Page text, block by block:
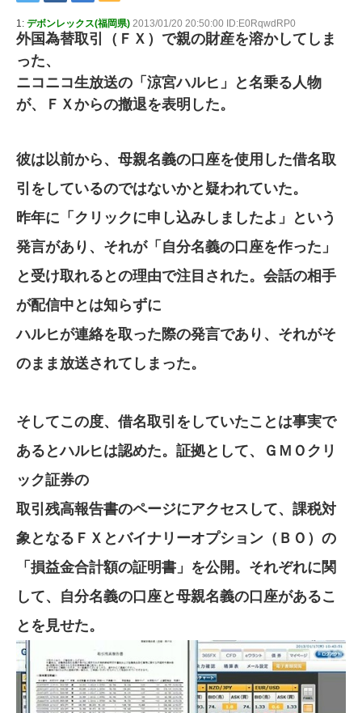
1: デボンレックス(福岡県) 2013/01/20 20:50:00 ID:E0RqwdRP0
外国為替取引（ＦＸ）で親の財産を溶かしてしま
った、
ニコニコ生放送の「涼宮ハルヒ」と名乗る人物
が、ＦＸからの撤退を表明した。
彼は以前から、母親名義の口座を使用した借名取
引をしているのではないかと疑われていた。
昨年に「クリックに申し込みしましたよ」という
発言があり、それが「自分名義の口座を作った」
と受け取れるとの理由で注目された。会話の相手
が配信中とは知らずに
ハルヒが連絡を取った際の発言であり、それがそ
のまま放送されてしまった。
そしてこの度、借名取引をしていたことは事実で
あるとハルヒは認めた。証拠として、ＧＭＯクリ
ック証券の
取引残高報告書のページにアクセスして、課税対
象となるＦＸとバイナリーオプション（ＢＯ）の
「損益金合計額の証明書」を公開。それぞれに関
して、自分名義の口座と母親名義の口座があるこ
とを見せた。